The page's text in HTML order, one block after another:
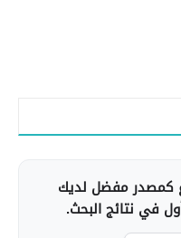
كمصدر مفضل لديك
في نتائج البحث.